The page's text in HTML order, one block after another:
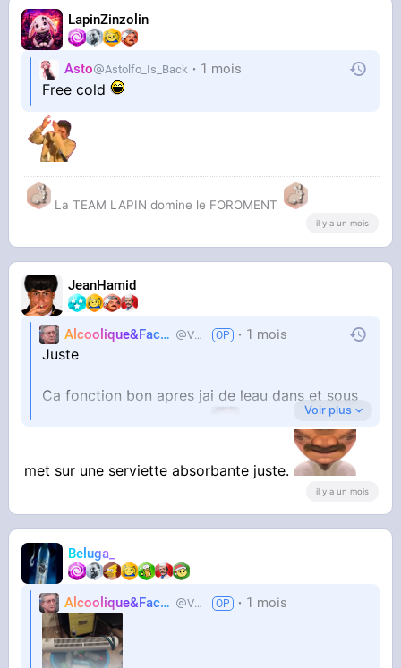
LapinZinzolin
Asto Astolfo_Is_Back 1 mois
Free cold
La TEAM LAPIN domine le FOROMENT
il y a un mois
JeanHamid
Alcoolique&Facho Vaillant 1 mois
Juste
Ca fonction bon apres jai de leau dans et sous
Voir plus
met sur une serviette absorbante juste.
il y a un mois
Beluga_
Alcoolique&Facho Vaillant 1 mois